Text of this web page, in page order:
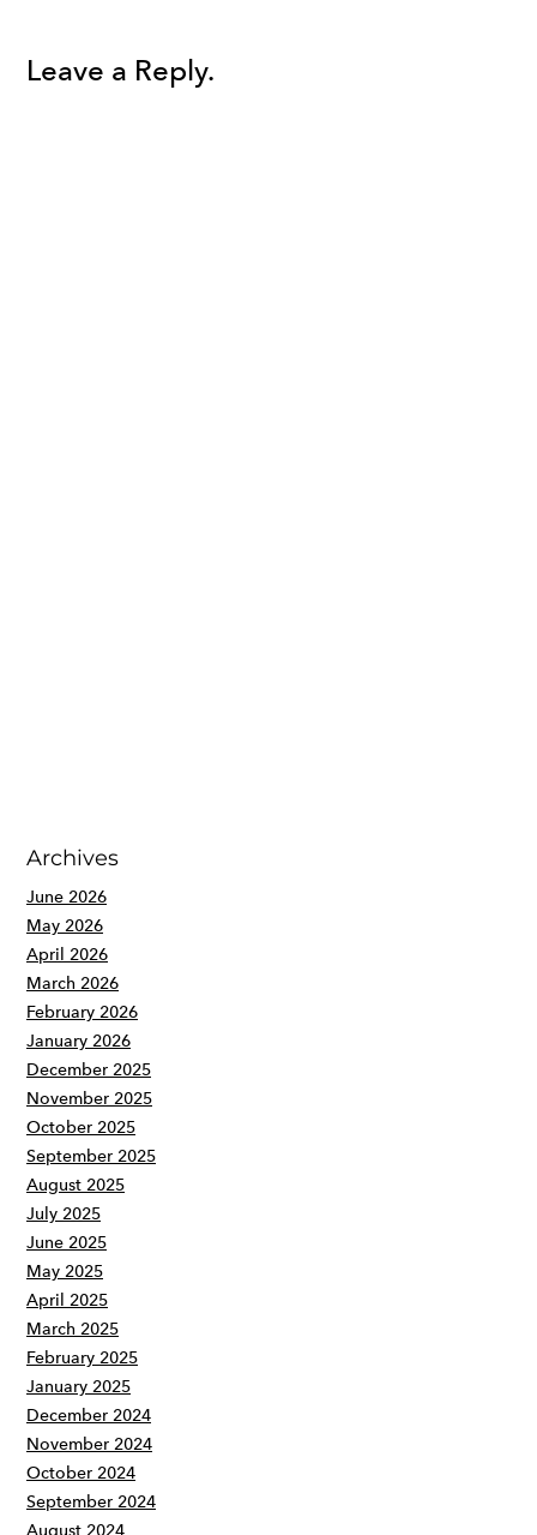
Leave a Reply.
Archives
June 2026
May 2026
April 2026
March 2026
February 2026
January 2026
December 2025
November 2025
October 2025
September 2025
August 2025
July 2025
June 2025
May 2025
April 2025
March 2025
February 2025
January 2025
December 2024
November 2024
October 2024
September 2024
August 2024